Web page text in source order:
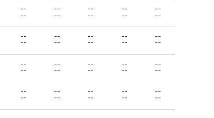
--
--
--
--
--
--
--
--
--
--
--
--
--
--
--
--
--
--
--
--
--
--
--
--
--
--
--
--
--
--
--
--
--
--
--
--
--
--
--
--